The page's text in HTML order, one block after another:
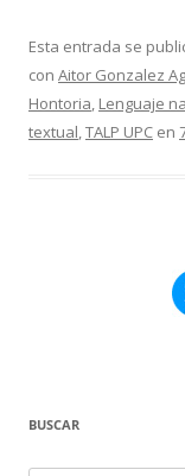
Esta entrada se
con Aitor Gonzalez
Hontoria, Lenguaje
textual,TALP UPC en
BUSCAR